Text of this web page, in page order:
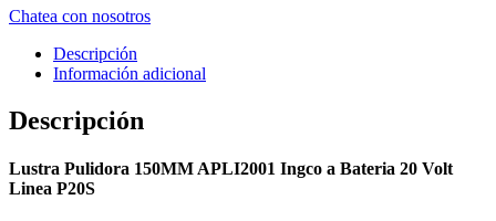
Chatea con nosotros
Descripción
Información adicional
Descripción
Lustra Pulidora 150MM APLI2001 Ingco a Bateria 20 Volt
Linea P20S